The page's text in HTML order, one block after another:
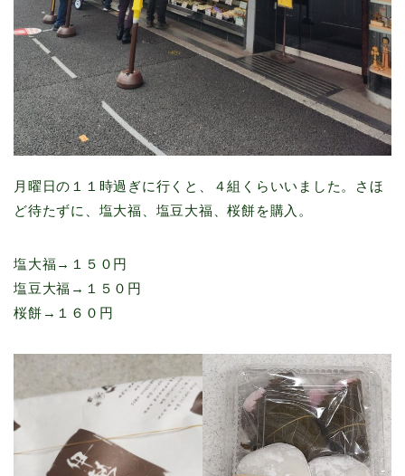
月曜日の１１時過ぎに行くと、４組くらいいました。さほ
ど待たずに、塩大福、塩豆大福、桜餅を購入。
塩大福→１５０円
塩豆大福→１５０円
桜餅→１６０円